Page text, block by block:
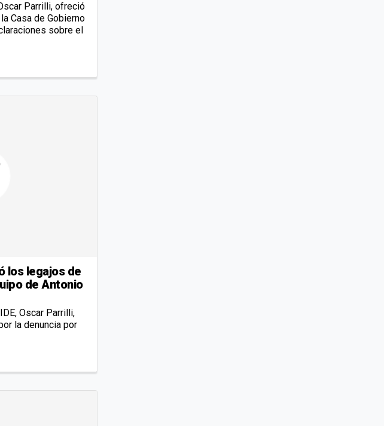
Parrilli, ofreció
Casa de Gobierno
sobre el
los legajos de
de Antonio
Oscar Parrilli,
la denuncia por